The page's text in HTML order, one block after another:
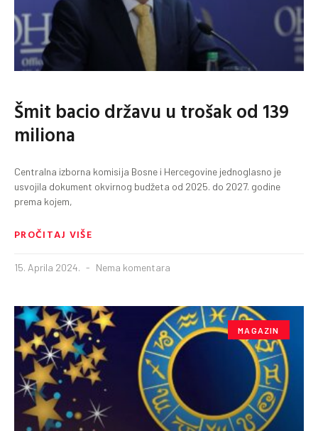
Šmit bacio državu u trošak od 139
miliona
Centralna izborna komisija Bosne i Hercegovine jednoglasno je
usvojila dokument okvirnog budžeta od 2025. do 2027. godine
prema kojem,
PROČITAJ VIŠE
15. Aprila 2024. Nema komentara
MAGAZIN